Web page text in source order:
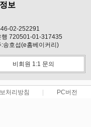
보
02-252291
행 720501-01-317435
:송호섭(e홈베이커리)
비회원 1:1 문의
처리방침 PC버전